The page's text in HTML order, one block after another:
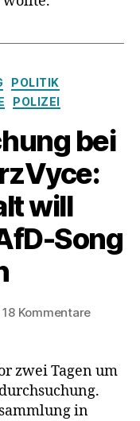
POLITIK
POLIZEI
bei
will
Song
18 Kommentarezu
Rapper
zwei Tagen um
in